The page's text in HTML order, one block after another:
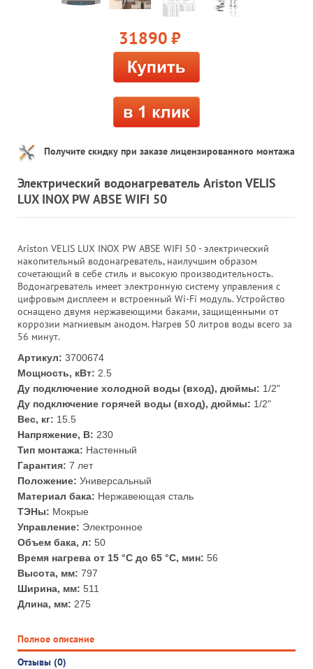
31890 руб.
Получите скидку при заказе лицензированного монтажа
Электрический водонагреватель Ariston VELIS
LUX INOX PW ABSE WIFI 50
Ariston VELIS LUX INOX PW ABSE WIFI 50 - электрический
накопительный водонагреватель, наилучшим образом
сочетающий в себе стиль и высокую производительность.
Водонагреватель имеет электронную систему управления с
цифровым дисплеем и встроенный Wi-Fi модуль. Устройство
оснащено двумя нержавеющими баками, защищенными от
коррозии магниевым анодом. Нагрев 50 литров воды всего за
56 минут.
Артикул: 3700674
Мощность, кВт: 2.5
Ду подключение холодной воды (вход), дюймы: 1/2"
Ду подключение горячей воды (вход), дюймы: 1/2"
Вес, кг: 15.5
Напряжение, В: 230
Тип монтажа: Настенный
Гарантия: 7 лет
Положение: Универсальный
Материал бака: Нержавеющая сталь
ТЭНы: Мокрые
Управление: Электронное
Объем бака, л: 50
Время нагрева от 15 °С до 65 °С, мин: 56
Высота, мм: 797
Ширина, мм: 511
Длина, мм: 275
Полное описание
Отзывы (0)